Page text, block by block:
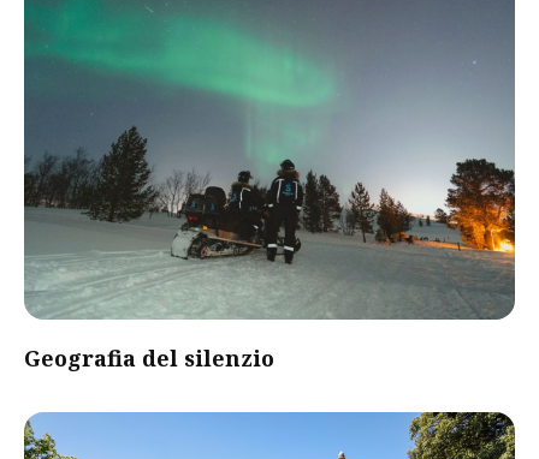
Geografia del silenzio